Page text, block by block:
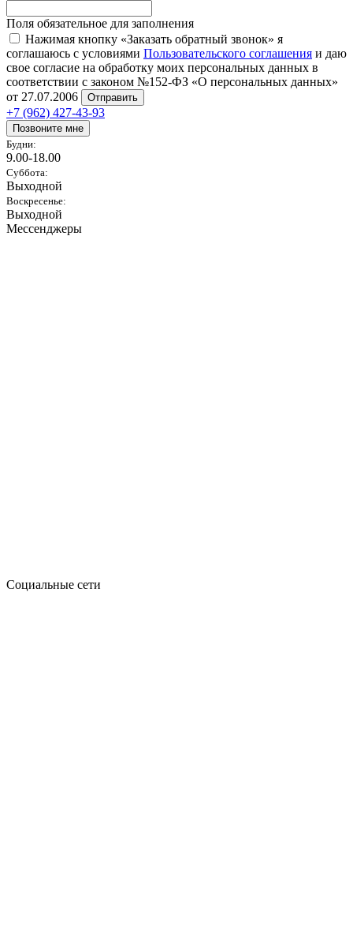
Поля обязательное для заполнения
Нажимая кнопку «Заказать обратный звонок» я
соглашаюсь с условиями Пользовательского соглашения и даю
свое согласие на обработку моих персональных данных в
соответствии с законом №152-ФЗ «О персональных данных»
от 27.07.2006
Отправить
+7 (962) 427-43-93
Позвоните мне
Будни:
9.00-18.00
Суббота:
Выходной
Воскресенье:
Выходной
Мессенджеры
Социальные сети